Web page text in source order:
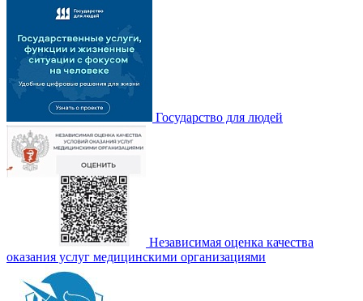
Государство для людей
Независимая оценка качества
оказания услуг медицинскими организациями